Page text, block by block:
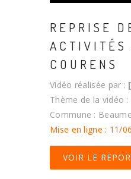
REPRISE
ACTIVITÉS
COURENS
Vidéo réalisée par :
Thème de la vidéo :
Commune :
Mise en ligne : 11/
VOIR LE